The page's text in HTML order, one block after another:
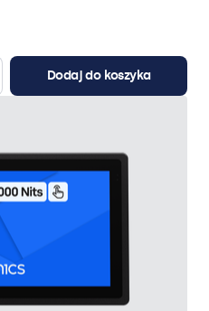
Dodaj do koszyka